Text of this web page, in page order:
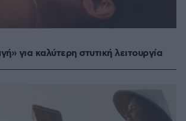
για καλύτερη στυτική λειτουργία